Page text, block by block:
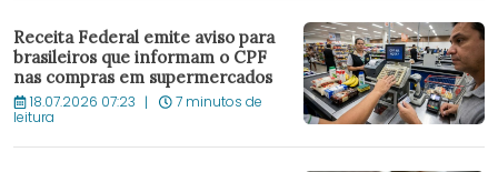
Receita Federal emite aviso para
brasileiros que informam o CPF
nas compras em supermercados
18.07.2026 07:23 7 minutos de
leitura